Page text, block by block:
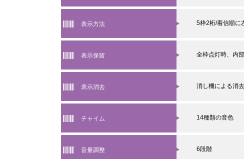
表示方法 5枠2桁/着信順に
表示保留 全枠点灯時、内
表示消去 消し機による消
チャイム 14種類の音色
音量調整 6段階